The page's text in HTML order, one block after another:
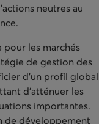
neutres au
les marchés
de gestion des
d’un profil global
d’atténuer les
importantes.
de développement